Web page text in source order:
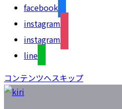
facebook
instagram
instagram
line
コンテンツへスキップ